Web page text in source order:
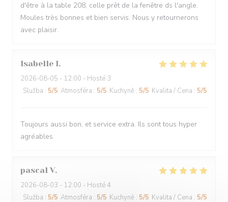
d'être à la table 208, celle prêt de la fenêtre ds l'angle.
Moules très bonnes et bien servis. Nous y retournerons
avec plaisir.
Isabelle I
2026-08-05 - 12:00 - Hosté 3
Služba : 5/5 Atmosféra : 5/5 Kuchyně : 5/5 Kvalita / Cena : 5/5
Toujours aussi bon, et service extra. Ils sont tous hyper
agréables
pascal V
2026-08-03 - 12:00 - Hosté 4
Služba : 5/5 Atmosféra : 5/5 Kuchyně : 5/5 Kvalita / Cena : 5/5